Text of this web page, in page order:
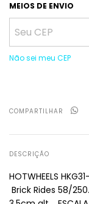
MEIOS DE ENVIO
Não sei meu CEP
COMPARTILHAR
DESCRIÇÃO
HOTWHEELS
Brick Rides 58/